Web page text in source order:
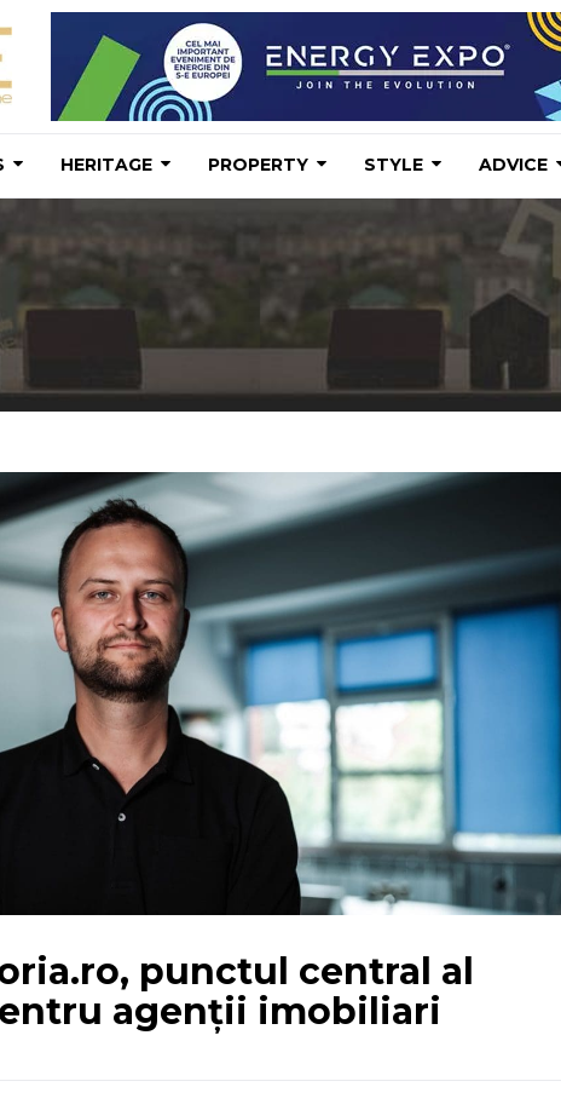
HERITAGE PROPERTY STYLE ADVICE
punctul central al
agenții imobiliari